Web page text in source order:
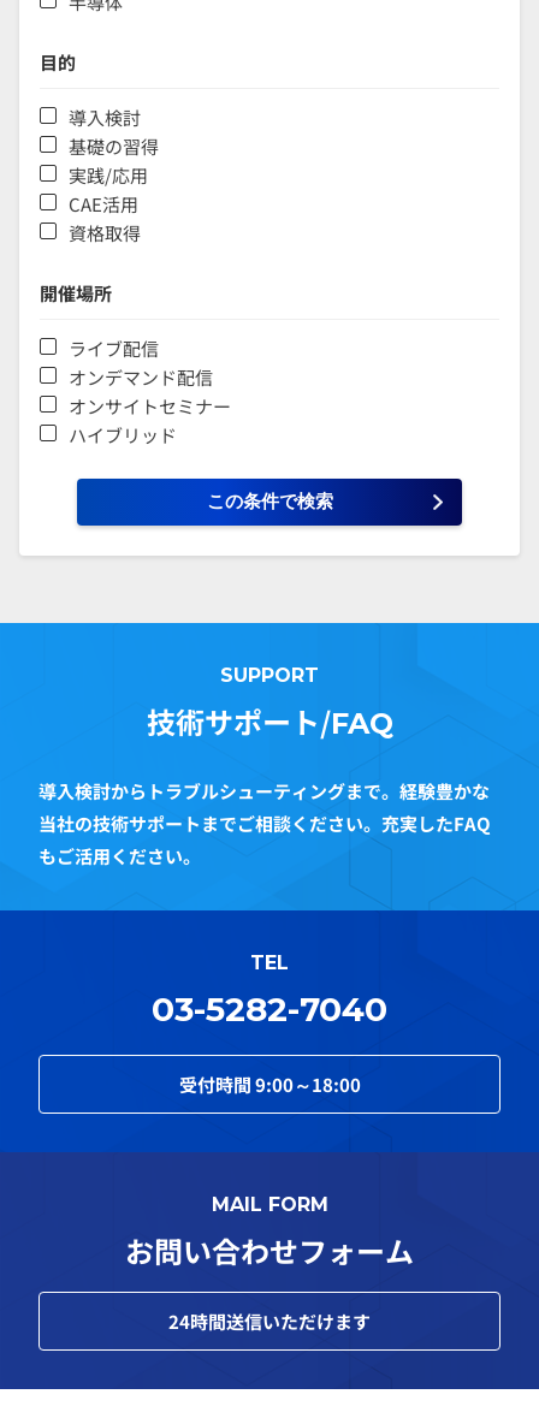
目的
導入検討
基礎の習得
実践/応用
CAE活用
資格取得
開催場所
ライブ配信
オンデマンド配信
オンサイトセミナー
ハイブリッド
SUPPORT
技術サポート/FAQ
導入検討からトラブルシューティングまで。経験豊かな
当社の技術サポートまでご相談ください。充実したFAQ
もご活用ください。
TEL
03-5282-7040
受付時間9:00～18:00
MAIL FORM
お問い合わせフォーム
24時間送信いただけます